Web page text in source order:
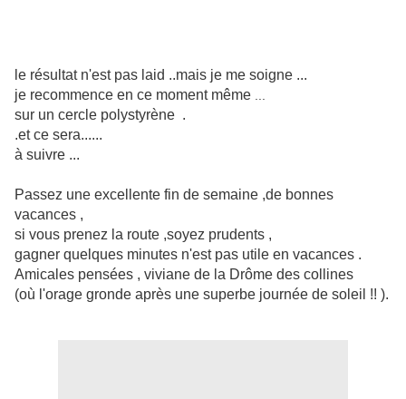
le résultat n'est pas laid ..mais je me soigne ...
je recommence en ce moment même
sur un cercle polystyrène .
.et ce sera......
à suivre ...
Passez une excellente fin de semaine ,de bonnes
vacances ,
si vous prenez la route ,soyez prudents ,
gagner quelques minutes n'est pas utile en vacances .
Amicales pensées , viviane de la Drôme des collines
(où l'orage gronde après une superbe journée de soleil !! ).